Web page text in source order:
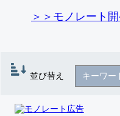
＞＞モノレート
並び替え